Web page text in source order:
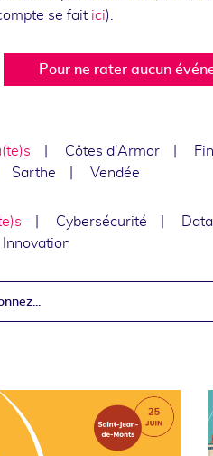
se fait ici).
Pour ne rater aucun
Côtes d'Armor
Sarthe
Vendée
Cybersécurité
Innovation